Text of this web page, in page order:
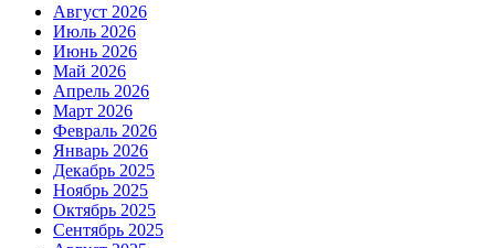
Август 2026
Июль 2026
Июнь 2026
Май 2026
Апрель 2026
Март 2026
Февраль 2026
Январь 2026
Декабрь 2025
Ноябрь 2025
Октябрь 2025
Сентябрь 2025